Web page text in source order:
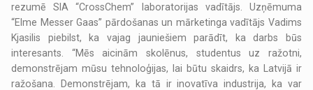
rezumē SIA “CrossChem” laboratorijas vadītājs. Uzņēmuma
“Elme Messer Gaas” pārdošanas un mārketinga vadītājs Vadims
Kjasilis piebilst, ka vajag jauniešiem parādīt, ka darbs būs
interesants. “Mēs aicinām skolēnus, studentus uz ražotni,
demonstrējam mūsu tehnoloģijas, lai būtu skaidrs, ka Latvijā ir
ražošana. Demonstrējam, ka tā ir inovatīva industrija, ka var